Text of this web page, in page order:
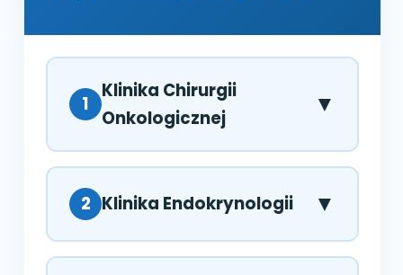
1
Klinika Chirurgii
Onkologicznej
▼
W skład Kliniki wchodzą:
Dział Chirurgii Onkologicznej,
2 Klinika Endokrynologii ▼